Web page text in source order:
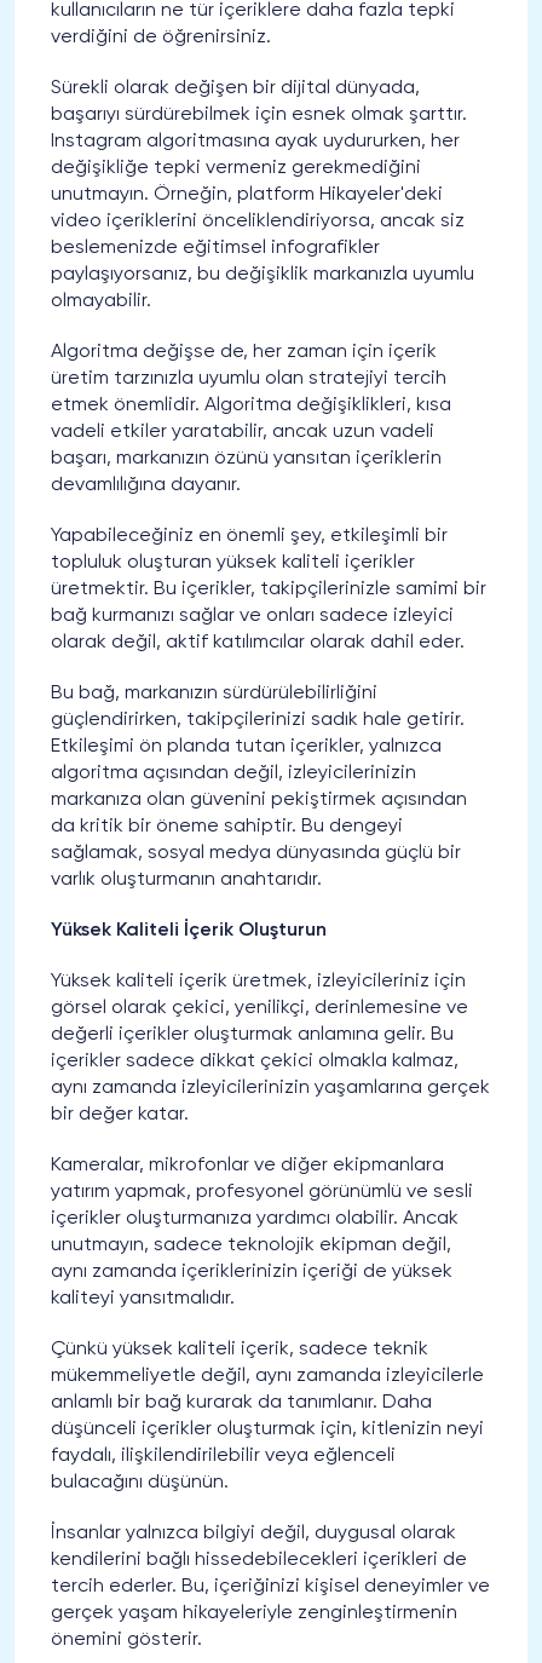
kullanıcıların ne tür içeriklere daha fazla tepki
verdiğini de öğrenirsiniz.
Sürekli olarak değişen bir dijital dünyada,
başarıyı sürdürebilmek için esnek olmak şarttır.
Instagram algoritmasına ayak uydururken, her
değişikliğe tepki vermeniz gerekmediğini
unutmayın. Örneğin, platform Hikayeler'deki
video içeriklerini önceliklendiriyorsa, ancak siz
beslemenizde eğitimsel infografikler
paylaşıyorsanız, bu değişiklik markanızla uyumlu
olmayabilir.
Algoritma değişse de, her zaman için içerik
üretim tarzınızla uyumlu olan stratejiyi tercih
etmek önemlidir. Algoritma değişiklikleri, kısa
vadeli etkiler yaratabilir, ancak uzun vadeli
başarı, markanızın özünü yansıtan içeriklerin
devamlılığına dayanır.
Yapabileceğiniz en önemli şey, etkileşimli bir
topluluk oluşturan yüksek kaliteli içerikler
üretmektir. Bu içerikler, takipçilerinizle samimi bir
bağ kurmanızı sağlar ve onları sadece izleyici
olarak değil, aktif katılımcılar olarak dahil eder.
Bu bağ, markanızın sürdürülebilirliğini
güçlendirirken, takipçilerinizi sadık hale getirir.
Etkileşimi ön planda tutan içerikler, yalnızca
algoritma açısından değil, izleyicilerinizin
markanıza olan güvenini pekiştirmek açısından
da kritik bir öneme sahiptir. Bu dengeyi
sağlamak, sosyal medya dünyasında güçlü bir
varlık oluşturmanın anahtarıdır.
Yüksek Kaliteli İçerik Oluşturun
Yüksek kaliteli içerik üretmek, izleyicileriniz için
görsel olarak çekici, yenilikçi, derinlemesine ve
değerli içerikler oluşturmak anlamına gelir. Bu
içerikler sadece dikkat çekici olmakla kalmaz,
aynı zamanda izleyicilerinizin yaşamlarına gerçek
bir değer katar.
Kameralar, mikrofonlar ve diğer ekipmanlara
yatırım yapmak, profesyonel görünümlü ve sesli
içerikler oluşturmanıza yardımcı olabilir. Ancak
unutmayın, sadece teknolojik ekipman değil,
aynı zamanda içeriklerinizin içeriği de yüksek
kaliteyi yansıtmalıdır.
Çünkü yüksek kaliteli içerik, sadece teknik
mükemmeliyetle değil, aynı zamanda izleyicilerle
anlamlı bir bağ kurarak da tanımlanır. Daha
düşünceli içerikler oluşturmak için, kitlenizin neyi
faydalı, ilişkilendirilebilir veya eğlenceli
bulacağını düşünün.
İnsanlar yalnızca bilgiyi değil, duygusal olarak
kendilerini bağlı hissedebilecekleri içerikleri de
tercih ederler. Bu, içeriğinizi kişisel deneyimler ve
gerçek yaşam hikayeleriyle zenginleştirmenin
önemini gösterir.